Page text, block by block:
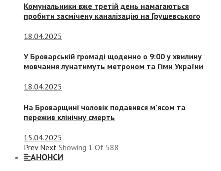
Комунальники вже третій день намагаються
пробити засмічену каналізацію на Грушевського
18.04.2025
У Броварській громаді щоденно о 9:00 у хвилину
мовчання лунатимуть метроном та Гімн України
18.04.2025
На Броварщині чоловік подавився м’ясом та
пережив клінічну смерть
15.04.2025
Prev Next Showing 1 Of 588
АНОНСИ